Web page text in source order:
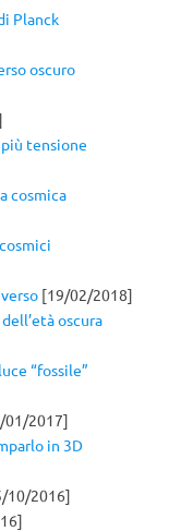
Planck
oscuro
tensione
cosmica
[19/02/2018]
oscura
“fossile”
01/2017]
in 3D
10/2016]